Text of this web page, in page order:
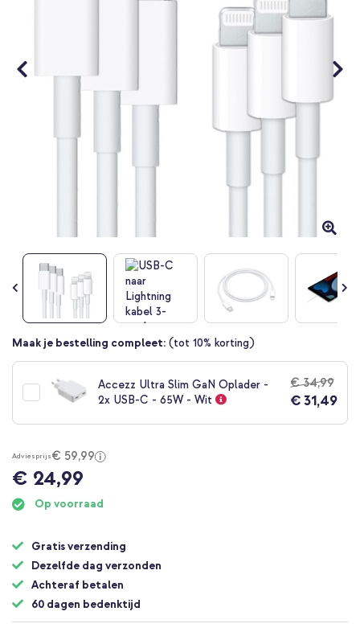
Ga
begin
van
de
Maak je bestelling compleet: (tot 10% korting)
Accezz Ultra Slim GaN Oplader -
2x USB-C - 65W - Wit
€ 34,99
€ 31,49
Adviesprijs€ 59,99
€ 24,99
Op voorraad
Gratis verzending
Dezelfde dag verzonden
Achteraf betalen
60 dagen bedenktijd